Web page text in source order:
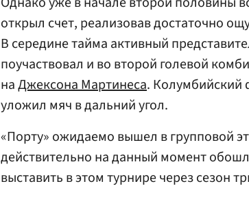
открыл счет, реализовав достаточно
В середине тайма активный
поучаствовал и во второй голевой
наДжексона Мартинеса.
уложил мяч в дальний угол.
«Порту» ожидаемо вышел в групповой
действительно на данный момент
выставить в этом турнире через сезон